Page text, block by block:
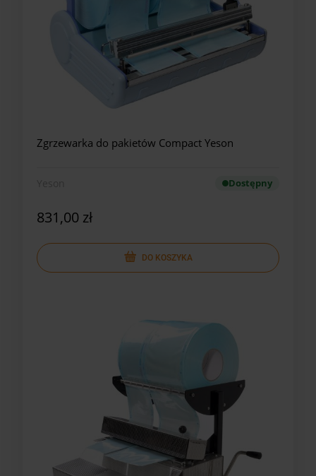
Zgrzewarka do pakietów Compact Yeson
Dostępny
831,00 zł
DO KOSZYKA